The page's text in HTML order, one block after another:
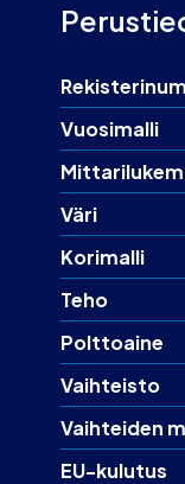
Vuosimalli
Väri
Korimalli
Teho
Polttoaine
Vaihteisto
Vaihteiden
EU-kulutus